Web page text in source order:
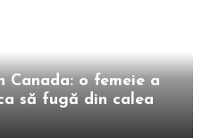
Canada: o femeie a
să fugă din calea